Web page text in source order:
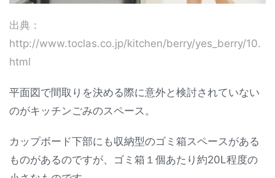
出典：
http://www.toclas.co.jp/kitchen/berry/yes_berry/10.
html
平面図で間取りを決める際に意外と検討されていない
のがキッチンごみのスペース。
カップボード下部にも収納型のゴミ箱スペースがある
ものがあるのですが、ゴミ箱１個あたり約20L程度の